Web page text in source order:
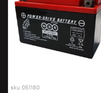
sku 051180